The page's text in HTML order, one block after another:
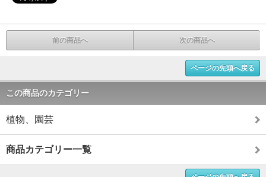
前の商品へ 次の商品へ
ページの先頭へ戻る
この商品のカテゴリー
植物、園芸
商品カテゴリー一覧